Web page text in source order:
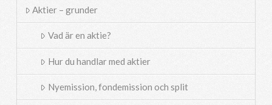
Aktier – grunder
Vad är en aktie?
Hur du handlar med aktier
Nyemission, fondemission och split